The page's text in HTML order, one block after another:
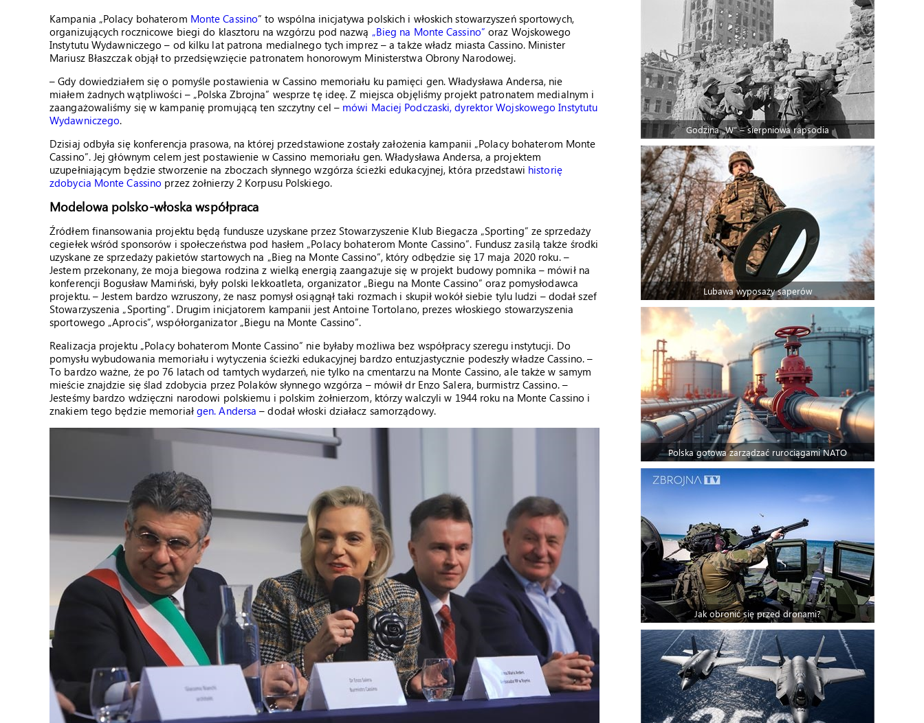
Kampania „Polacy bohaterom Monte Cassino” to wspólna inicjatywa polskich i włoskich stowarzyszeń sportowych,
organizujących rocznicowe biegi do klasztoru na wzgórzu pod nazwą „Bieg na Monte Cassino” oraz Wojskowego
Instytutu Wydawniczego – od kilku lat patrona medialnego tych imprez – a także władz miasta Cassino. Minister
Mariusz Błaszczak objął to przedsięwzięcie patronatem honorowym Ministerstwa Obrony Narodowej.
– Gdy dowiedziałem się o pomyśle postawienia w Cassino memoriału ku pamięci gen. Władysława Andersa, nie
miałem żadnych wątpliwości – „Polska Zbrojna” wesprze tę ideę. Z miejsca objęliśmy projekt patronatem medialnym i
zaangażowaliśmy się w kampanię promującą ten szczytny cel – mówi Maciej Podczaski, dyrektor Wojskowego Instytutu
Wydawniczego.
Dzisiaj odbyła się konferencja prasowa, na której przedstawione zostały założenia kampanii „Polacy bohaterom Monte
Cassino”. Jej głównym celem jest postawienie w Cassino memoriału gen. Władysława Andersa, a projektem
uzupełniającym będzie stworzenie na zboczach słynnego wzgórza ścieżki edukacyjnej, która przedstawi historię
zdobycia Monte Cassino przez żołnierzy 2 Korpusu Polskiego.
Modelowa polsko-włoska współpraca
Źródłem finansowania projektu będą fundusze uzyskane przez Stowarzyszenie Klub Biegacza „Sporting” ze sprzedaży
cegiełek wśród sponsorów i społeczeństwa pod hasłem „Polacy bohaterom Monte Cassino”. Fundusz zasilą także środki
uzyskane ze sprzedaży pakietów startowych na „Bieg na Monte Cassino”, który odbędzie się 17 maja 2020 roku. –
Jestem przekonany, że moja biegowa rodzina z wielką energią zaangażuje się w projekt budowy pomnika – mówił na
konferencji Bogusław Mamiński, były polski lekkoatleta, organizator „Biegu na Monte Cassino” oraz pomysłodawca
projektu. – Jestem bardzo wzruszony, że nasz pomysł osiągnął taki rozmach i skupił wokół siebie tylu ludzi – dodał szef
Stowarzyszenia „Sporting”. Drugim inicjatorem kampanii jest Antoine Tortolano, prezes włoskiego stowarzyszenia
sportowego „Aprocis”, współorganizator „Biegu na Monte Cassino”.
Realizacja projektu „Polacy bohaterom Monte Cassino” nie byłaby możliwa bez współpracy szeregu instytucji. Do
pomysłu wybudowania memoriału i wytyczenia ścieżki edukacyjnej bardzo entuzjastycznie podeszły władze Cassino. –
To bardzo ważne, że po 76 latach od tamtych wydarzeń, nie tylko na cmentarzu na Monte Cassino, ale także w samym
mieście znajdzie się ślad zdobycia przez Polaków słynnego wzgórza – mówił dr Enzo Salera, burmistrz Cassino. –
Jesteśmy bardzo wdzięczni narodowi polskiemu i polskim żołnierzom, którzy walczyli w 1944 roku na Monte Cassino i
znakiem tego będzie memoriał gen. Andersa – dodał włoski działacz samorządowy.
Godzina „W” – sierpniowa rapsodia
Lubawa wyposaży saperów
Polska gotowa zarządzać rurociągami NATO
Jak obronić się przed dronami?